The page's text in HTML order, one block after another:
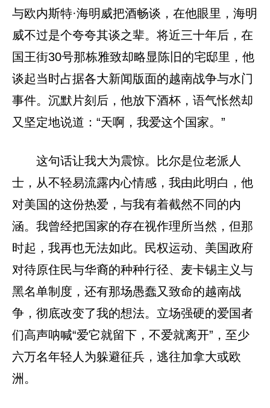
与欧内斯特·海明威把酒畅谈，在他眼里，海明
威不过是个夸夸其谈之辈。将近三十年后，在
国王街30号那栋雅致却略显陈旧的宅邸里，他
谈起当时占据各大新闻版面的越南战争与水门
事件。沉默片刻后，他放下酒杯，语气怅然却
又坚定地说道：“天啊，我爱这个国家。”
这句话让我大为震惊。比尔是位老派人
士，从不轻易流露内心情感，我由此明白，他
对美国的这份热爱，与我有着截然不同的内
涵。我曾经把国家的存在视作理所当然，但那
时起，我再也无法如此。民权运动、美国政府
对待原住民与华裔的种种行径、麦卡锡主义与
黑名单制度，还有那场愚蠢又致命的越南战
争，彻底改变了我的想法。立场强硬的爱国者
们高声呐喊“爱它就留下，不爱就离开”，至少
六万名年轻人为躲避征兵，逃往加拿大或欧
洲。